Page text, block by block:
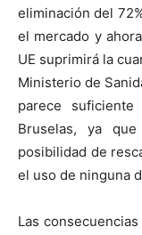
eliminación del
el mercado y
UE suprimirá la
Ministerio de
parece
Bruselas, ya
posibilidad de
el uso de ninguna
Las